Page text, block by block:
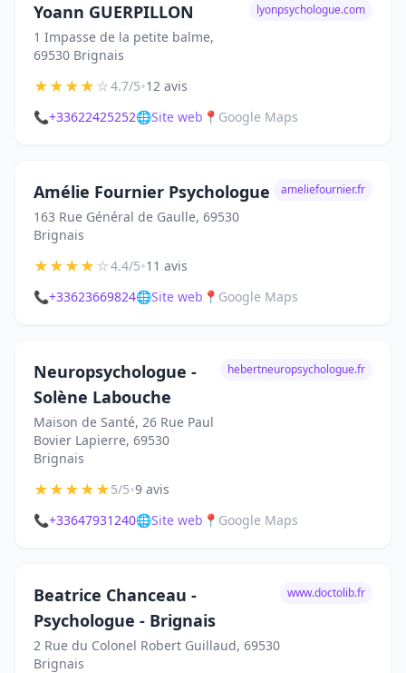
Yoann GUERPILLON
1 Impasse de la petite balme,
69530 Brignais
lyonpsychologue.com
★★★★☆4.7/5•12 avis
📞+33622425252🌐Site web 📍 Google Maps
Amélie Fournier Psychologue
163 Rue Général de Gaulle, 69530
Brignais
ameliefournier.fr
★★★★☆4.4/5•11 avis
📞+33623669824🌐Site web 📍 Google Maps
Neuropsychologue -
Solène Labouche
Maison de Santé, 26 Rue Paul
Bovier Lapierre, 69530
Brignais
hebertneuropsychologue.fr
★★★★★5/5•9 avis
📞+33647931240🌐Site web 📍 Google Maps
Beatrice Chanceau -
Psychologue - Brignais
2 Rue du Colonel Robert Guillaud, 69530
Brignais
www.doctolib.fr